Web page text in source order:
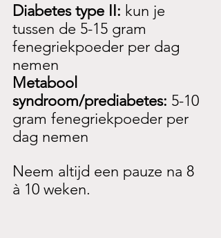
Diabetes type II: kun je
tussen de 5-15 gram
fenegriekpoeder per dag
nemen
Metabool
syndroom/prediabetes: 5-10
gram fenegriekpoeder per
dag nemen
Neem altijd een pauze na 8
à 10 weken.